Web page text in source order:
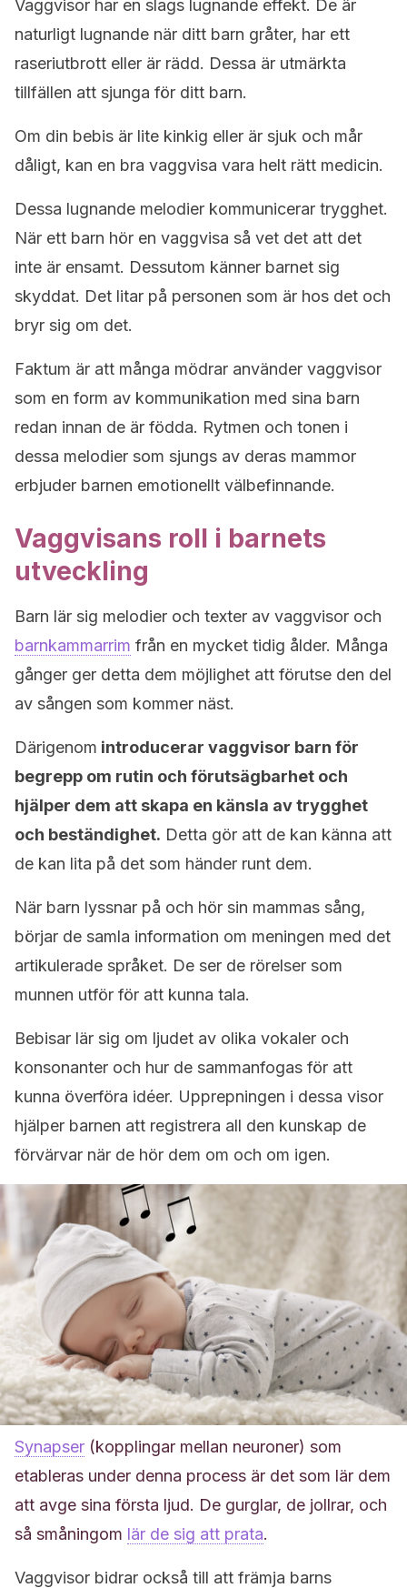
Vaggvisor har en slags lugnande effekt. De är
naturligt lugnande när ditt barn gråter, har ett
raseriutbrott eller är rädd. Dessa är utmärkta
tillfällen att sjunga för ditt barn.
Om din bebis är lite kinkig eller är sjuk och mår
dåligt, kan en bra vaggvisa vara helt rätt medicin.
Dessa lugnande melodier kommunicerar trygghet.
När ett barn hör en vaggvisa så vet det att det
inte är ensamt. Dessutom känner barnet sig
skyddat. Det litar på personen som är hos det och
bryr sig om det.
Faktum är att många mödrar använder vaggvisor
som en form av kommunikation med sina barn
redan innan de är födda. Rytmen och tonen i
dessa melodier som sjungs av deras mammor
erbjuder barnen emotionellt välbefinnande.
Vaggvisans roll i barnets
utveckling
Barn lär sig melodier och texter av vaggvisor och
barnkammarrim från en mycket tidig ålder. Många
gånger ger detta dem möjlighet att förutse den del
av sången som kommer näst.
Därigenom introducerar vaggvisor barn för
begrepp om rutin och förutsägbarhet och
hjälper dem att skapa en känsla av trygghet
och beständighet. Detta gör att de kan känna att
de kan lita på det som händer runt dem.
När barn lyssnar på och hör sin mammas sång,
börjar de samla information om meningen med det
artikulerade språket. De ser de rörelser som
munnen utför för att kunna tala.
Bebisar lär sig om ljudet av olika vokaler och
konsonanter och hur de sammanfogas för att
kunna överföra idéer. Upprepningen i dessa visor
hjälper barnen att registrera all den kunskap de
förvärvar när de hör dem om och om igen.
Synapser (kopplingar mellan neuroner) som
etableras under denna process är det som lär dem
att avge sina första ljud. De gurglar, de jollrar, och
så småningom lär de sig att prata.
Vaggvisor bidrar också till att främja barns